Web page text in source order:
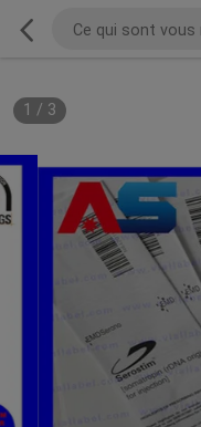
1 / 3